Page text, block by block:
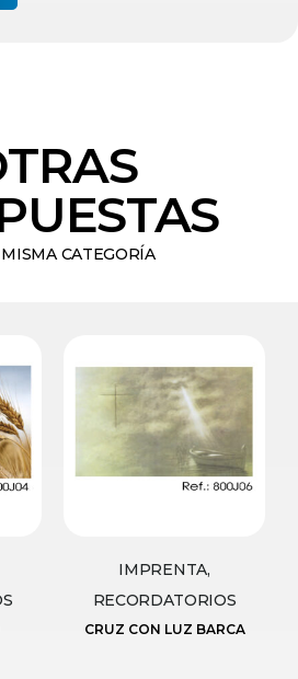
CATEGORÍA
IMPRENTA,
RECORDATORIOS
CRUZ CON LUZ BARCA